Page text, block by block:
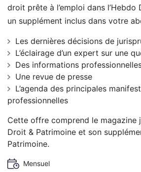
droit prête à l’emploi dans l’Hebdo
un supplément inclus dans votre
Les dernières décisions de
L’éclairage d’un expert sur une
Des informations
Une revue de presse
L’agenda des principales
professionnelles
Cette offre comprend le magazine
Droit & Patrimoine et son
Patrimoine.
Mensuel